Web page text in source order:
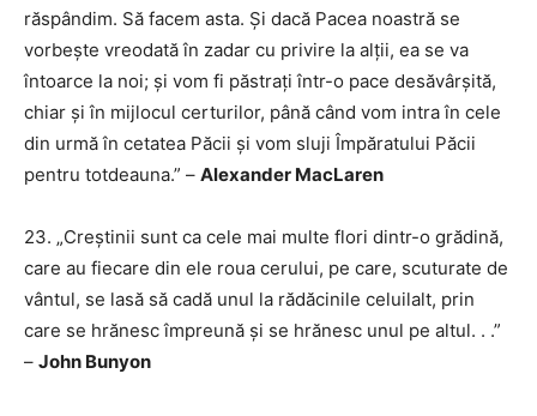
răspândim. Să facem asta. Și dacă Pacea noastră se
vorbește vreodată în zadar cu privire la alții, ea se va
întoarce la noi; și vom fi păstrați într-o pace desăvârșită,
chiar și în mijlocul certurilor, până când vom intra în cele
din urmă în cetatea Păcii și vom sluji Împăratului Păcii
pentru totdeauna.” – Alexander MacLaren
23. „Creștinii sunt ca cele mai multe flori dintr-o grădină,
care au fiecare din ele roua cerului, pe care, scuturate de
vântul, se lasă să cadă unul la rădăcinile celuilalt, prin
care se hrănesc împreună și se hrănesc unul pe altul. . .”
– John Bunyon